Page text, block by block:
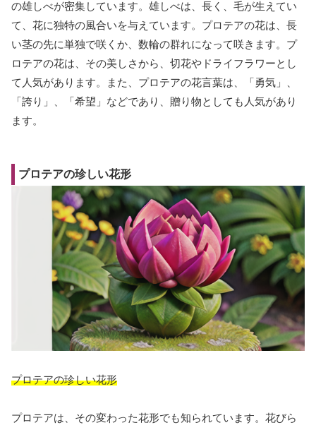
の雄しべが密集しています。雄しべは、長く、毛が生えてい
て、花に独特の風合いを与えています。プロテアの花は、長
い茎の先に単独で咲くか、数輪の群れになって咲きます。プ
ロテアの花は、その美しさから、切花やドライフラワーとし
て人気があります。また、プロテアの花言葉は、「勇気」、
「誇り」、「希望」などであり、贈り物としても人気があり
ます。
プロテアの珍しい花形
プロテアの珍しい花形
プロテアは、その変わった花形でも知られています。花びら